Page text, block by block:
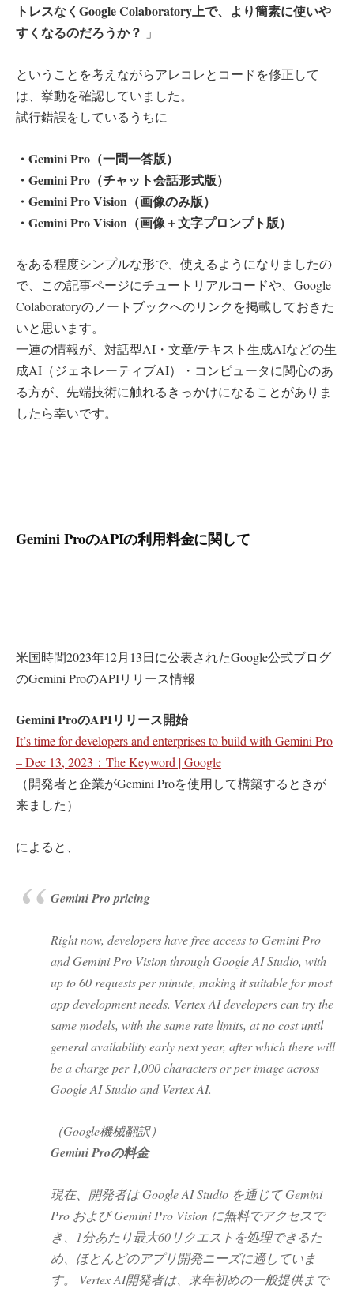
トレスなくGoogle Colaboratory上で、より簡素に使いや
すくなるのだろうか？
」
ということを考えながらアレコレとコードを修正して
は、挙動を確認していました。
試行錯誤をしているうちに
・Gemini Pro（一問一答版）
・Gemini Pro（チャット会話形式版）
・Gemini Pro Vision（画像のみ版）
・Gemini Pro Vision（画像＋文字プロンプト版）
をある程度シンプルな形で、使えるようになりましたの
で、この記事ページにチュートリアルコードや、Google
Colaboratoryのノートブックへのリンクを掲載しておきた
いと思います。
一連の情報が、対話型AI・文章/テキスト生成AIなどの生
成AI（ジェネレーティブAI）・コンピュータに関心のあ
る方が、先端技術に触れるきっかけになることがありま
したら幸いです。
Gemini ProのAPIの利用料金に関して
米国時間2023年12月13日に公表されたGoogle公式ブログ
のGemini ProのAPIリリース情報
Gemini ProのAPIリリース開始
It’s time for developers and enterprises to build with Gemini Pro
– Dec 13, 2023：The Keyword | Google
（開発者と企業がGemini Proを使用して構築するときが
来ました）
によると、
Gemini Pro pricing
Right now, developers have free access to Gemini Pro
and Gemini Pro Vision through Google AI Studio, with
up to 60 requests per minute, making it suitable for most
app development needs. Vertex AI developers can try the
same models, with the same rate limits, at no cost until
general availability early next year, after which there will
be a charge per 1,000 characters or per image across
Google AI Studio and Vertex AI.
（Google機械翻訳）
Gemini Proの料金
現在、開発者は Google AI Studio を通じて Gemini
Pro および Gemini Pro Vision に無料でアクセスで
き、1分あたり最大60リクエストを処理できるた
め、ほとんどのアプリ開発ニーズに適していま
す。 Vertex AI開発者は、来年初めの一般提供まで